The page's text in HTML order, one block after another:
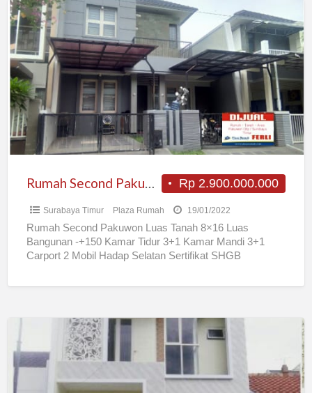
Rumah
Second
Pakuwon
Rp 2.900.000.000
Surabaya Timur Plaza Rumah 19/01/2022
Rumah Second Pakuwon Luas Tanah 8×16 Luas
Bangunan -+150 Kamar Tidur 3+1 Kamar Mandi 3+1
Carport 2 Mobil Hadap Selatan Sertifikat SHGB
Rumah
Pakuwon
City